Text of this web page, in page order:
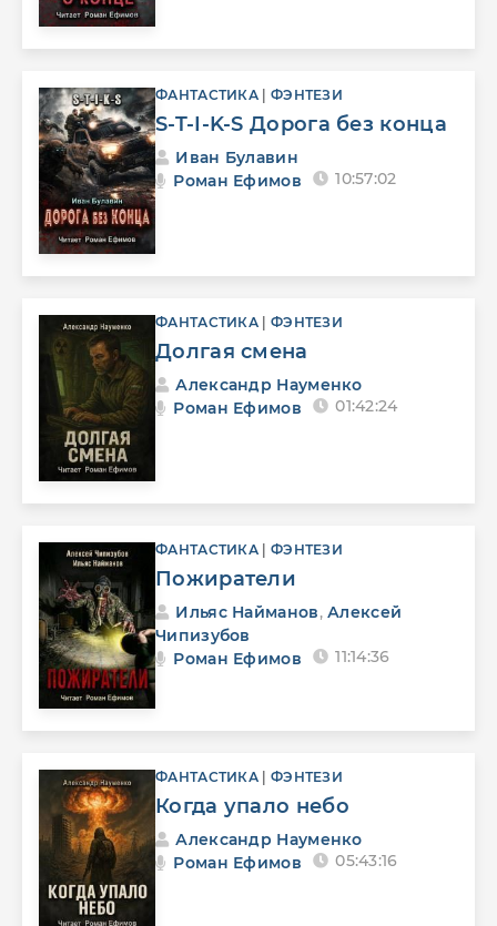
ФАНТАСТИКА ФЭНТЕЗИ
S-T-I-K-S Дорога без конца
Иван Булавин
Роман Ефимов
10:57:02
ФАНТАСТИКА ФЭНТЕЗИ
Долгая смена
Александр Науменко
Роман Ефимов
01:42:24
ФАНТАСТИКА ФЭНТЕЗИ
Пожиратели
Ильяс Найманов,Алексей
Чипизубов
Роман Ефимов
11:14:36
ФАНТАСТИКА ФЭНТЕЗИ
Когда упало небо
Александр Науменко
Роман Ефимов
05:43:16